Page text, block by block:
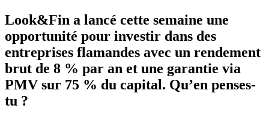
Look&Fin a lancé cette semaine une
opportunité pour investir dans des
entreprises flamandes avec un rendement
brut de 8 % par an et une garantie via
PMV sur 75 % du capital. Qu’en penses-
tu ?